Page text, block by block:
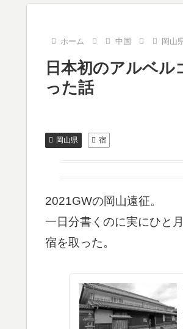
ホーム 中国 岡山
日本初のアルベル
った話
岡山県 宿
2021GWの岡山遠征。
一日分書くのに実にひと
宿を取った。